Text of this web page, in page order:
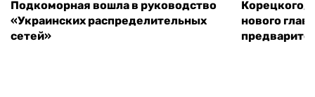
Подкоморная вошла в руководство
«Украинских распределительных
сетей»
Корецкого,
нового